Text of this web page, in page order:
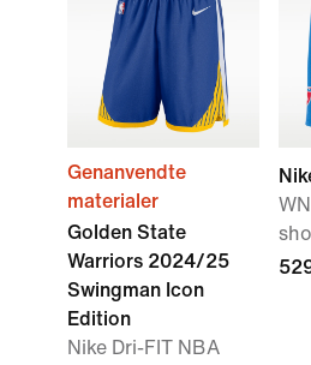
Genanvendte
materialer
Golden State
Warriors 2024/25
Swingman Icon
Edition
Nike Dri-FIT NBA